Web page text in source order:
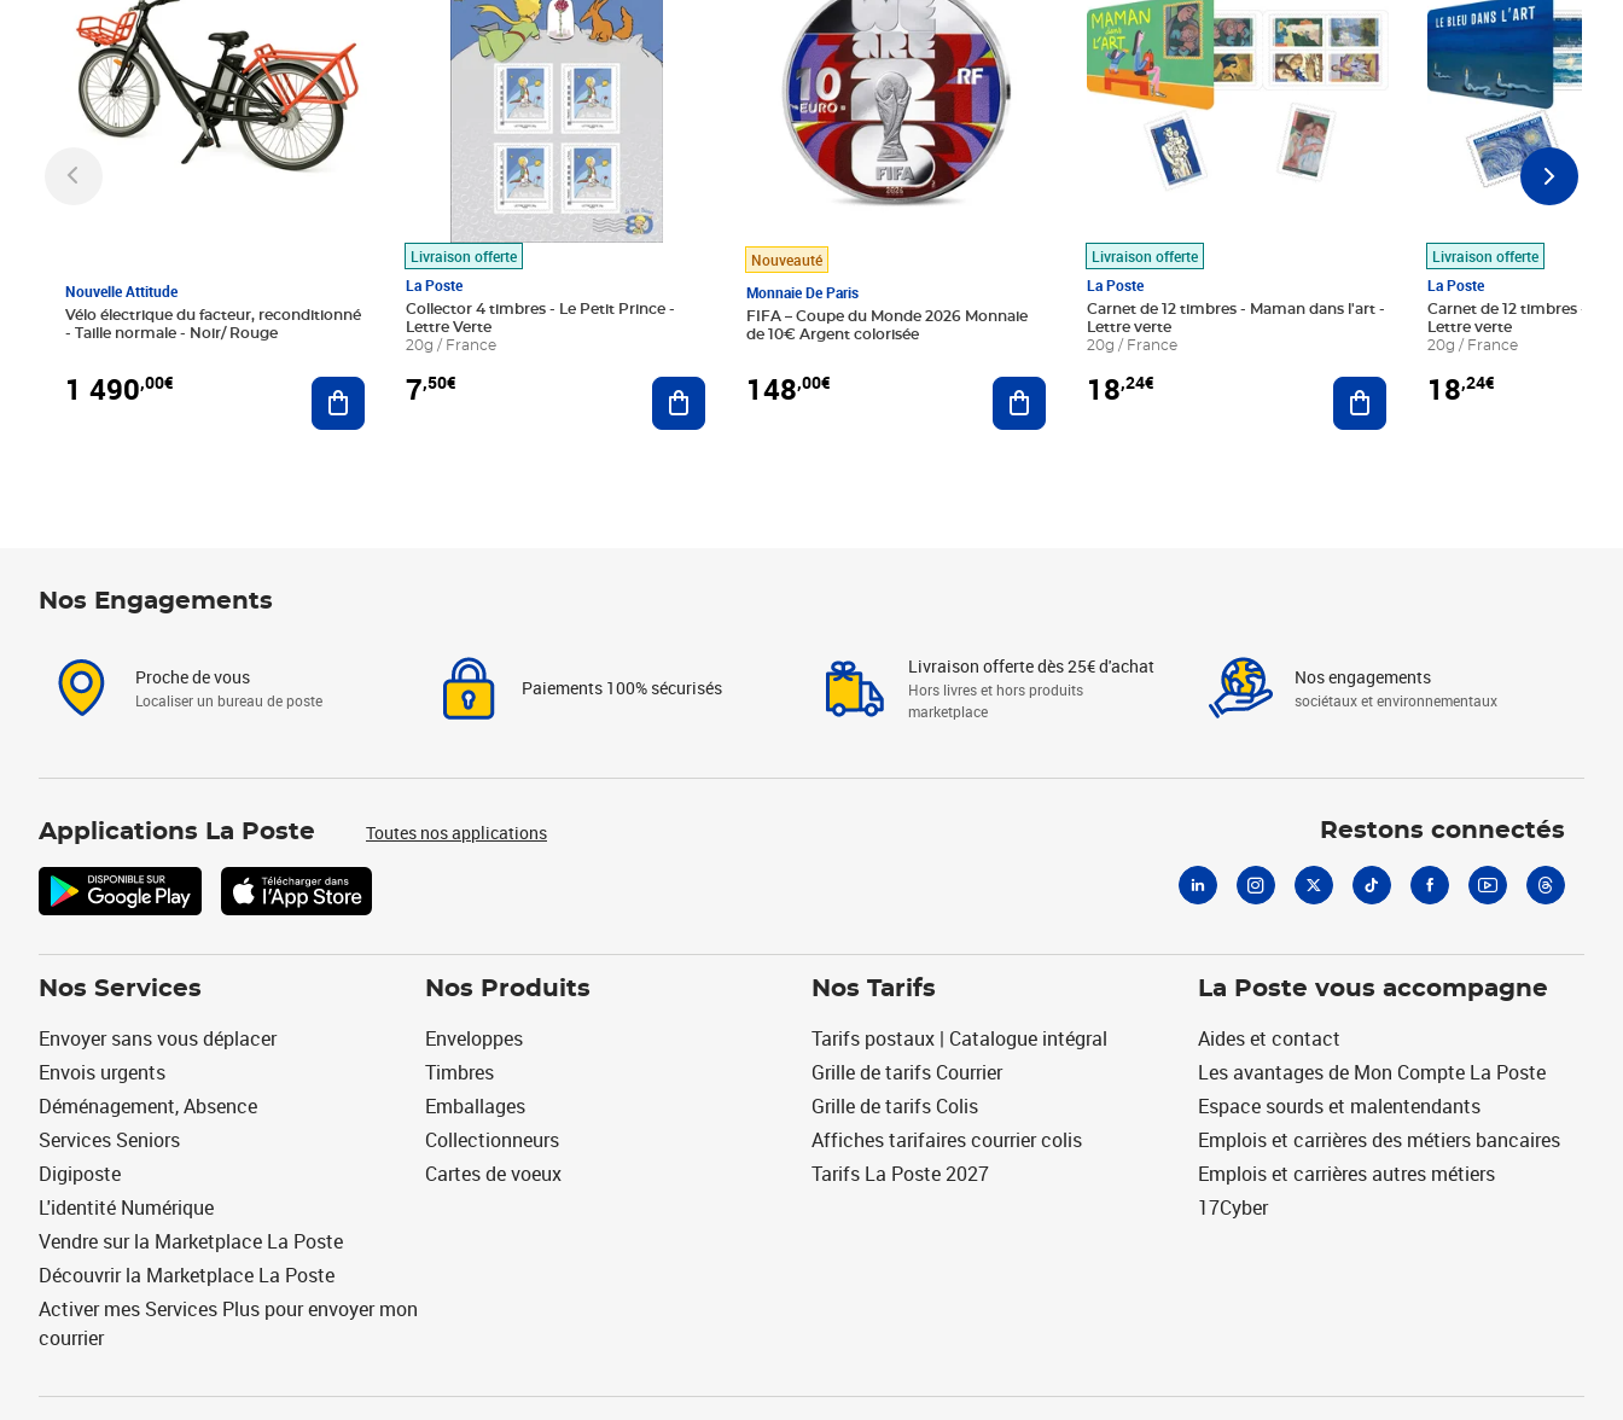
Nouvelle Attitude
Vélo électrique du facteur, reconditionné
- Taille normale - Noir/ Rouge
1 490,00€ Ajouter au panier
Livraison offerte
La Poste
Collector 4 timbres - Le Petit Prince -
Lettre Verte
20g / France
7,50€ Ajouter au panier
Nouveauté
Monnaie De Paris
FIFA – Coupe du Monde 2026 Monnaie
de 10€ Argent colorisée
148,00€ Ajouter au panier
Livraison offerte
La Poste
Carnet de 12 timbres - Maman dans l'art -
Lettre verte
20g / France
18,24€ Ajouter au panier
Livraison offerte
La Poste
Carnet de 12 timbres - Le
Lettre verte
20g / France
18,24€
Nos Engagements
Proche de vous
Localiser un bureau de poste
Paiements 100% sécurisés
Livraison offerte dès 25€ d'achat
Hors livres et hors produits
marketplace
Nos engagements
sociétaux et environnementaux
Applications La Poste Toutes nos applications Restons connectés
Nos Services
Envoyer sans vous déplacer
Envois urgents
Déménagement, Absence
Services Seniors
Digiposte
L'identité Numérique
Vendre sur la Marketplace La Poste
Découvrir la Marketplace La Poste
Activer mes Services Plus pour envoyer mon
courrier
Nos Produits
Enveloppes
Timbres
Emballages
Collectionneurs
Cartes de voeux
Nos Tarifs
Tarifs postaux | Catalogue intégral
Grille de tarifs Courrier
Grille de tarifs Colis
Affiches tarifaires courrier colis
Tarifs La Poste 2027
La Poste vous accompagne
Aides et contact
Les avantages de Mon Compte La Poste
Espace sourds et malentendants
Emplois et carrières des métiers bancaires
Emplois et carrières autres métiers
17Cyber